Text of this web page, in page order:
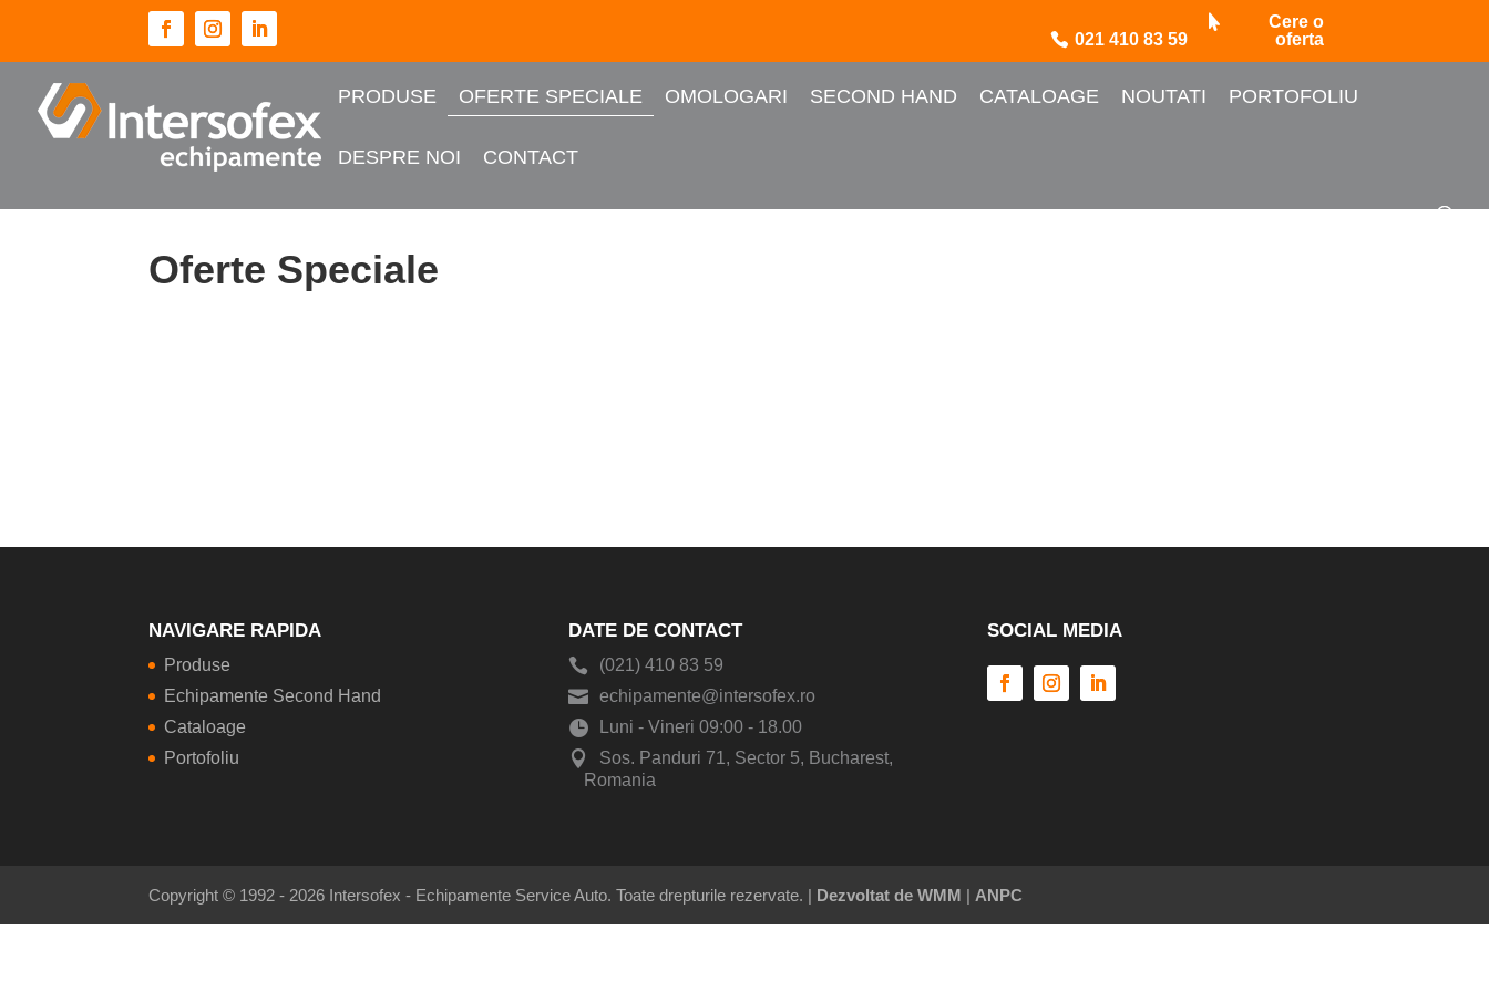
021 410 83 59
Cere o
oferta
PRODUSE OFERTE SPECIALE OMOLOGARI SECOND HAND CATALOAGE NOUTATI PORTOFOLIU
DESPRE NOI CONTACT
Oferte Speciale
NAVIGARE RAPIDA
Produse
Echipamente Second Hand
Cataloage
Portofoliu
DATE DE CONTACT
(021) 410 83 59
echipamente@intersofex.ro
Luni - Vineri 09:00 - 18.00
Sos. Panduri 71, Sector 5, Bucharest,
Romania
SOCIAL MEDIA
Copyright © 1992 - 2026 Intersofex - Echipamente Service Auto. Toate drepturile rezervate. | Dezvoltat de WMM | ANPC